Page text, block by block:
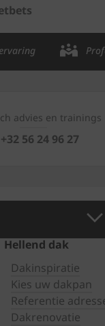
advies en trainings
+32 56 24 96 27
Hellend dak
Dakinspiratie
Kies uw dakpan
Referentie
Dakrenovatie